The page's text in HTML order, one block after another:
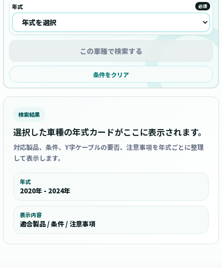
年式 必須
この車種で検索する
条件をクリア
検索結果
選択した車種の年式カードがここに表示されます。
対応製品、条件、Y字ケーブルの要否、注意事項を年式ごとに整理
して表示します。
年式
2020年 - 2024年
表示内容
適合製品 / 条件 / 注意事項